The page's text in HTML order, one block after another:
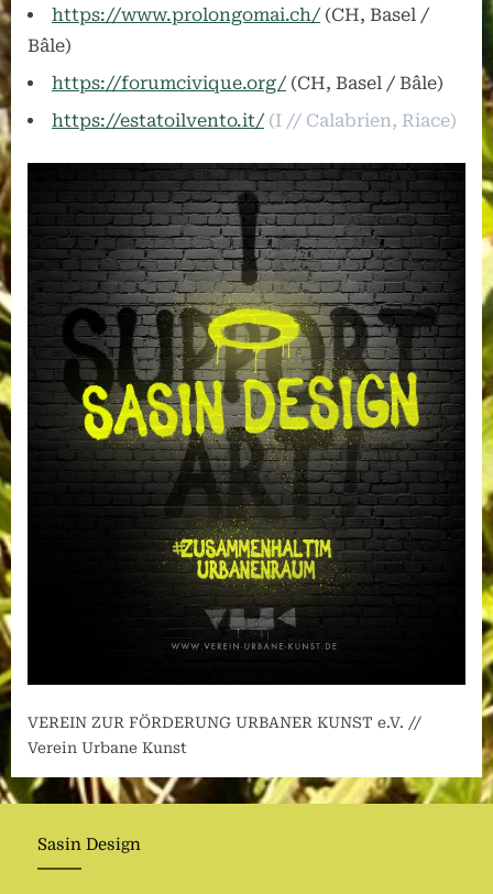
https://www.prolongomai.ch/ (CH, Basel /
Bâle)
https://forumcivique.org/ (CH, Basel / Bâle)
https://estatoilvento.it/ (I // Calabrien, Riace)
VEREIN ZUR FÖRDERUNG URBANER KUNST e.V. //
Verein Urbane Kunst
Sasin Design